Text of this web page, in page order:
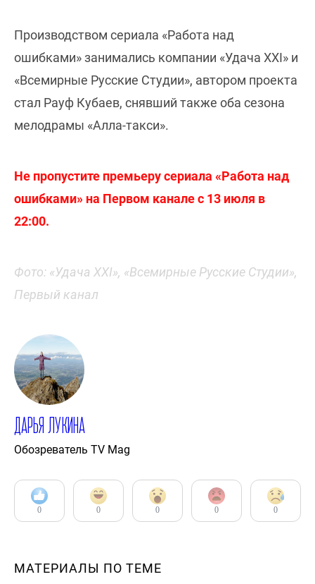
Производством сериала «Работа над
ошибками» занимались компании «Удача XXI» и
«Всемирные Русские Студии», автором проекта
стал Рауф Кубаев, снявший также оба сезона
мелодрамы «Алла-такси».
Не пропустите премьеру сериала «Работа над
ошибками» на Первом канале с 13 июля в
22:00.
Фото: «Удача XXI», «Всемирные Русские Студии»,
Первый канал
Дарья Лукина
Обозреватель TV Mag
0 0 0 0 0
МАТЕРИАЛЫ ПО ТЕМЕ